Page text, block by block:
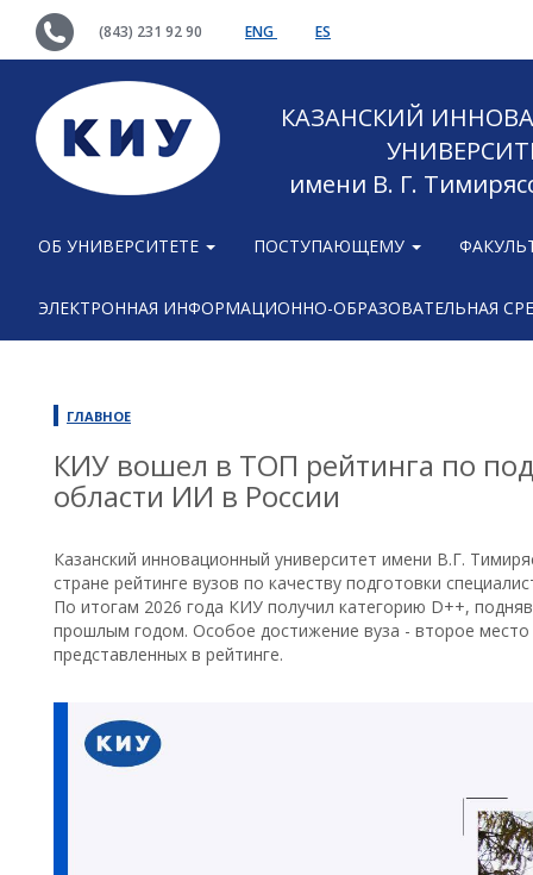
(843) 231 92 90 ENG ES
КАЗАНСКИЙ
имени В. Г.
ОБ УНИВЕРСИТЕТЕ ПОСТУПАЮЩЕМУ
ЭЛЕКТРОННАЯ ИНФОРМАЦИОННО-ОБРАЗОВАТЕЛЬНАЯ
ГЛАВНОЕ
КИУ вошел в ТОП рейтинга по
области ИИ в России
Казанский инновационный университет имени В.Г.
стране рейтинге вузов по качеству подготовки
По итогам 2026 года КИУ получил категорию D++,
прошлым годом. Особое достижение вуза - второе место
представленных в рейтинге.